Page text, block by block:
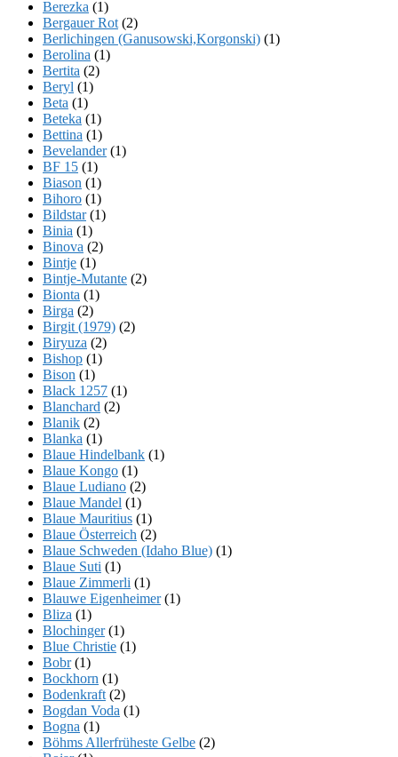
Berezka (1)
Bergauer Rot (2)
Berlichingen (Ganusowski,Korgonski) (1)
Berolina (1)
Bertita (2)
Beryl (1)
Beta (1)
Beteka (1)
Bettina (1)
Bevelander(1)
BF 15 (1)
Biason (1)
Bihoro (1)
Bildstar(1)
Binia (1)
Binova (2)
Bintje (1)
Bintje-Mutante (2)
Bionta (1)
Birga (2)
Birgit (1979) (2)
Biryuza (2)
Bishop (1)
Bison (1)
Black 1257 (1)
Blanchard (2)
Blanik (2)
Blanka (1)
Blaue Hindelbank (1)
Blaue Kongo (1)
Blaue Ludiano (2)
Blaue Mandel (1)
Blaue Mauritius (1)
Blaue Österreich (2)
Blaue Schweden (Idaho Blue) (1)
Blaue Suti (1)
Blaue Zimmerli (1)
Blauwe Eigenheimer(1)
Bliza (1)
Blochinger(1)
Blue Christie (1)
Bobr(1)
Bockhorn (1)
Bodenkraft (2)
Bogdan Voda (1)
Bogna (1)
Böhms Allerfrüheste Gelbe (2)